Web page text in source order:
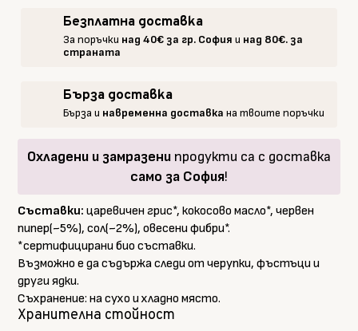
червен
40
Безплатна доставка
За поръчки над 40€ за гр. София и над 80€. за
страната
Бърза доставка
Бърза и навременна доставка на твоите поръчки
Охладени и замразени продукти са с доставка
само за София!
Съставки:царевичен грис*, кокосово масло*, червен
пипер(~5%), сол(~2%), овесени фибри*.
*сертифицирани био съставки.
Възможно е да съдържа следи от черупки, фъстъци и
други ядки.
Съхранение: на сухо и хладно място.
Хранителна стойност